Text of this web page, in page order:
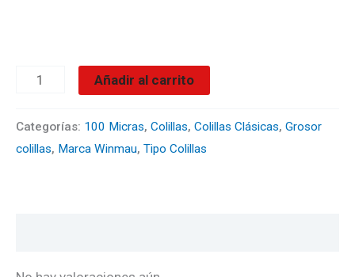
cantidad
Añadir al carrito
Categorías: 100 Micras, Colillas, Colillas Clásicas, Grosor
colillas, Marca Winmau, Tipo Colillas